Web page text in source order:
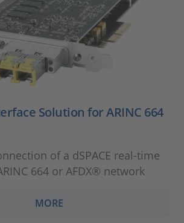
Solution for ARINC 664
of a dSPACE real-time
664 or AFDX® network
MORE